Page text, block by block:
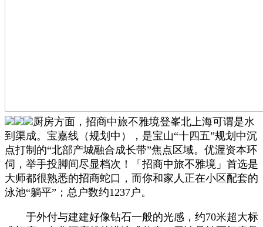
厨房方面，招商中旅不雅境登峯北上海可谓是水
到渠成。宝嘉线（规划中），是宝山“十四五”规划中沉
点打制的“北部产城融合成长带”焦点区域。优渥资本环
伺，举手投脚间尽显档次！「招商中旅不雅境」首选是
大师都很熟悉的招商蛇口，而你和家人正在小区配套的
泳池“躺平”；总户数约1237户。
于外付与建建好像钻石一般的光感，约70米超大标